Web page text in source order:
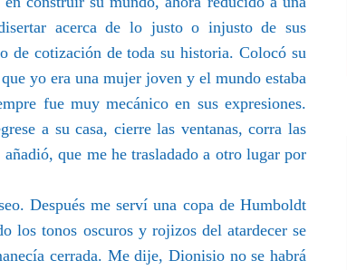
acerca de lo justo o injusto de sus
de cotización de toda su historia. Colocó su
yo era una mujer joven y el mundo estaba
fue muy mecánico en sus expresiones.
a su casa, cierre las ventanas, corra las
que me he trasladado a otro lugar por
Después me serví una copa de Humboldt
los tonos oscuros y rojizos del atardecer se
cerrada. Me dije, Dionisio no se habrá